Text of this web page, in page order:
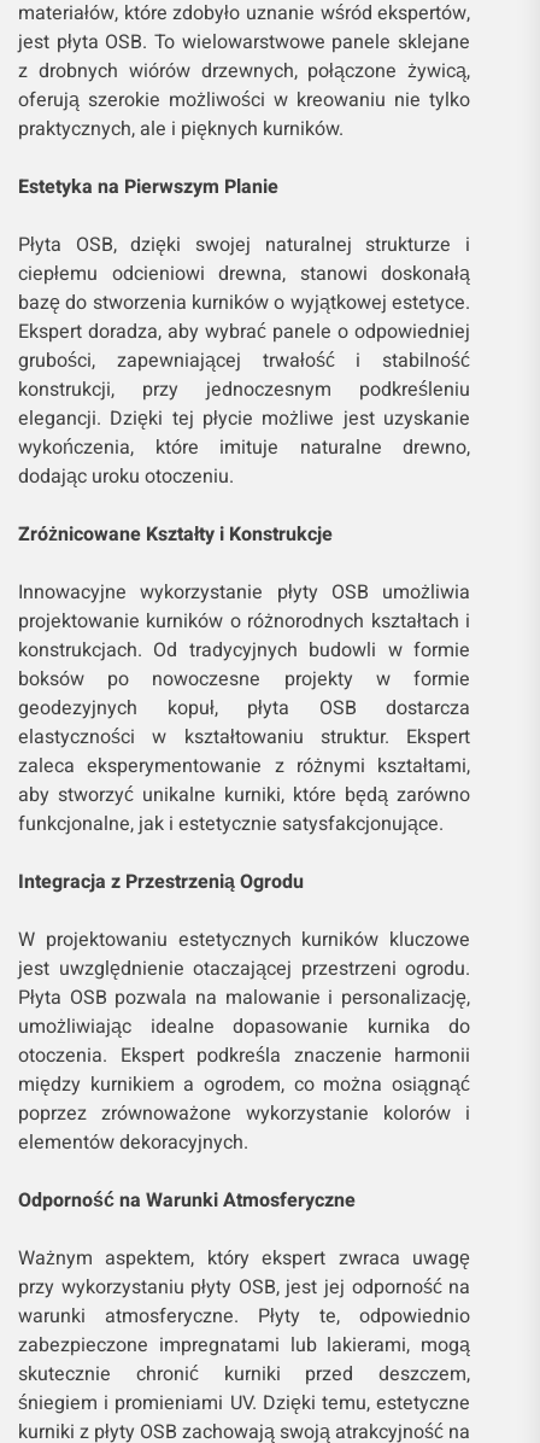
materiałów, które zdobyło uznanie wśród ekspertów,
jest płyta OSB. To wielowarstwowe panele sklejane
z drobnych wiórów drzewnych, połączone żywicą,
oferują szerokie możliwości w kreowaniu nie tylko
praktycznych, ale i pięknych kurników.
Estetyka na Pierwszym Planie
Płyta OSB, dzięki swojej naturalnej strukturze i
ciepłemu odcieniowi drewna, stanowi doskonałą
bazę do stworzenia kurników o wyjątkowej estetyce.
Ekspert doradza, aby wybrać panele o odpowiedniej
grubości, zapewniającej trwałość i stabilność
konstrukcji, przy jednoczesnym podkreśleniu
elegancji. Dzięki tej płycie możliwe jest uzyskanie
wykończenia, które imituje naturalne drewno,
dodając uroku otoczeniu.
Zróżnicowane Kształty i Konstrukcje
Innowacyjne wykorzystanie płyty OSB umożliwia
projektowanie kurników o różnorodnych kształtach i
konstrukcjach. Od tradycyjnych budowli w formie
boksów po nowoczesne projekty w formie
geodezyjnych kopuł, płyta OSB dostarcza
elastyczności w kształtowaniu struktur. Ekspert
zaleca eksperymentowanie z różnymi kształtami,
aby stworzyć unikalne kurniki, które będą zarówno
funkcjonalne, jak i estetycznie satysfakcjonujące.
Integracja z Przestrzenią Ogrodu
W projektowaniu estetycznych kurników kluczowe
jest uwzględnienie otaczającej przestrzeni ogrodu.
Płyta OSB pozwala na malowanie i personalizację,
umożliwiając idealne dopasowanie kurnika do
otoczenia. Ekspert podkreśla znaczenie harmonii
między kurnikiem a ogrodem, co można osiągnąć
poprzez zrównoważone wykorzystanie kolorów i
elementów dekoracyjnych.
Odporność na Warunki Atmosferyczne
Ważnym aspektem, który ekspert zwraca uwagę
przy wykorzystaniu płyty OSB, jest jej odporność na
warunki atmosferyczne. Płyty te, odpowiednio
zabezpieczone impregnatami lub lakierami, mogą
skutecznie chronić kurniki przed deszczem,
śniegiem i promieniami UV. Dzięki temu, estetyczne
kurniki z płyty OSB zachowają swoją atrakcyjność na